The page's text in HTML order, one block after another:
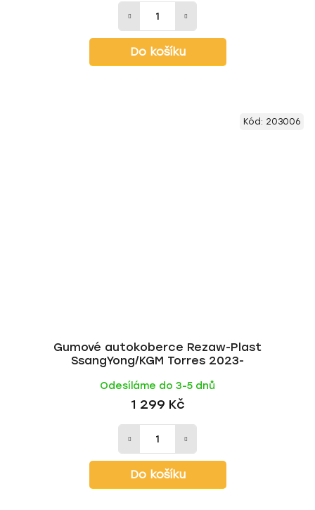
Do košíku
Gumové autokoberce Rezaw-Plast
SsangYong/KGM Torres 2023-
Odesíláme do 3-5 dnů
1 299 Kč
Do košíku
Kód: 203006